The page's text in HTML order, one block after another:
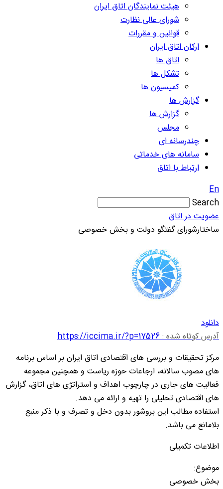
هیئت نمایندگان اتاق ایران
شورای عالی نظارت
قوانین و مقررات
ارکان اتاق ایران
اتاق ها
تشکل ها
کمیسیون ها
گزارش ها
گزارش ها
مجلس
چندرسانه ای
سامانه های خدماتی
ارتباط با اتاق
En
Search
عضویت در اتاق
ساختارشورای گفتگو دولت و بخش خصوصی
دانلود
آدرس کوتاه شده :https://iccima.ir/?p=17526
مرکز تحقیقات و بررسی های اقتصادی اتاق ایران بر اساس برنامه
های مصوب سالانه، ارجاعات حوزه ریاست و همچنین مجموعه
فعالیت های جاری در چارچوب اهداف و استراتژی های اتاق، گزارش
های اقتصادی تحلیلی را تهیه و ارائه می دهد.
استفاده مطالب این بروشور بدون دخل و تصرف و با ذکر منبع
بلامانع می باشد.
اطلاعات تکمیلی
موضوع:
بخش خصوصی